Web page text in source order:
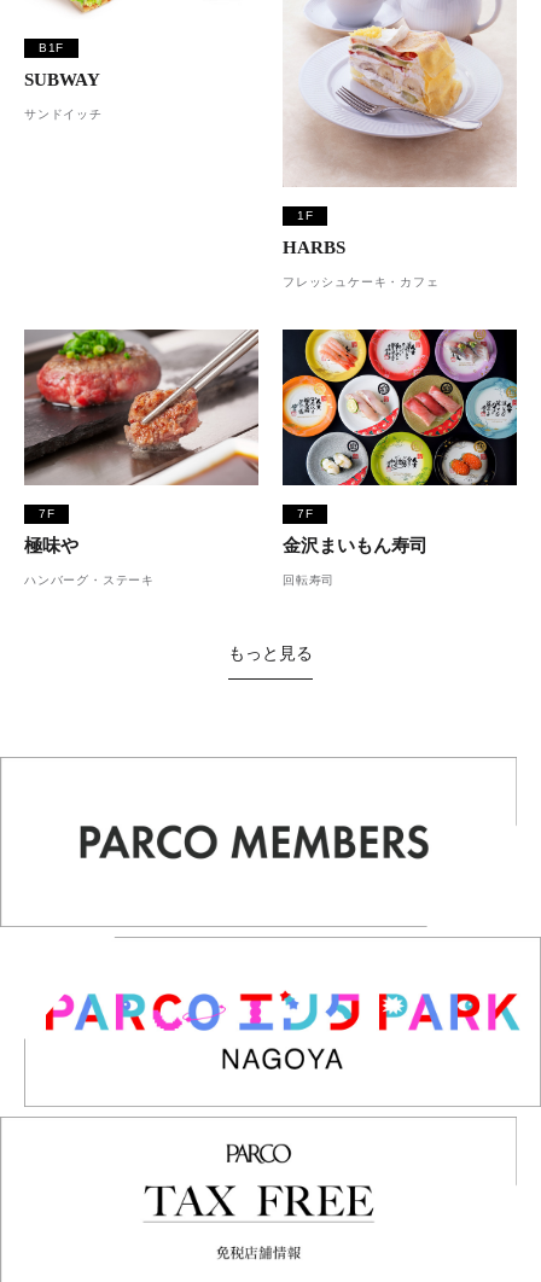
B1F
SUBWAY
サンドイッチ
1F
HARBS
フレッシュケーキ・カフェ
7F
極味や
ハンバーグ・ステーキ
7F
金沢まいもん寿司
回転寿司
もっと見る